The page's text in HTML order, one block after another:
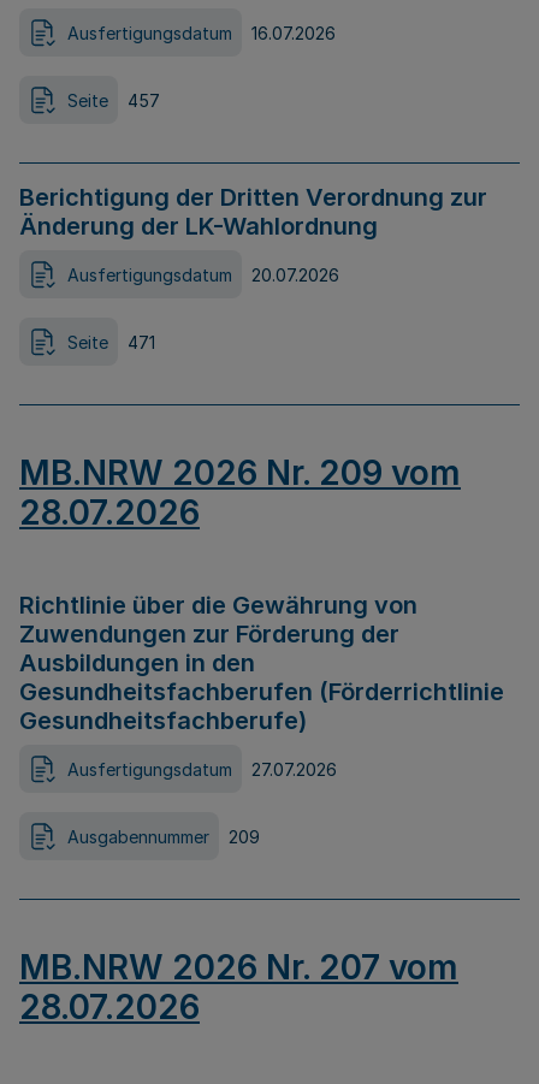
Ausfertigungsdatum 16.07.2026
Seite 457
Berichtigung der Dritten Verordnung zur
Änderung der LK-Wahlordnung
Ausfertigungsdatum 20.07.2026
Seite 471
MB.NRW 2026 Nr. 209 vom
28.07.2026
Richtlinie über die Gewährung von
Zuwendungen zur Förderung der
Ausbildungen in den
Gesundheitsfachberufen (Förderrichtlinie
Gesundheitsfachberufe)
Ausfertigungsdatum 27.07.2026
Ausgabennummer 209
MB.NRW 2026 Nr. 207 vom
28.07.2026